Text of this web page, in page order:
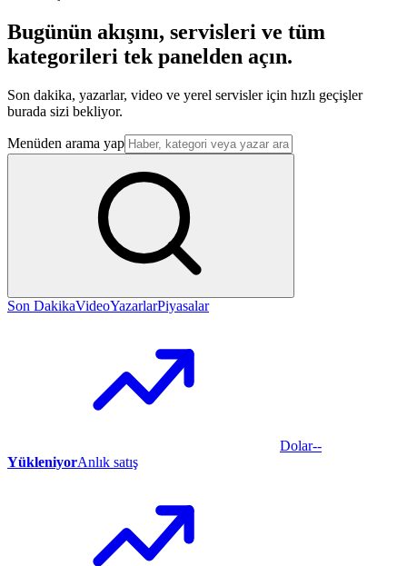
Bugünün akışını, servisleri ve tüm
kategorileri tek panelden açın.
Son dakika, yazarlar, video ve yerel servisler için hızlı geçişler
burada sizi bekliyor.
Menüden arama yap
Son DakikaVideoYazarlarPiyasalar
Dolar--
YükleniyorAnlık satış